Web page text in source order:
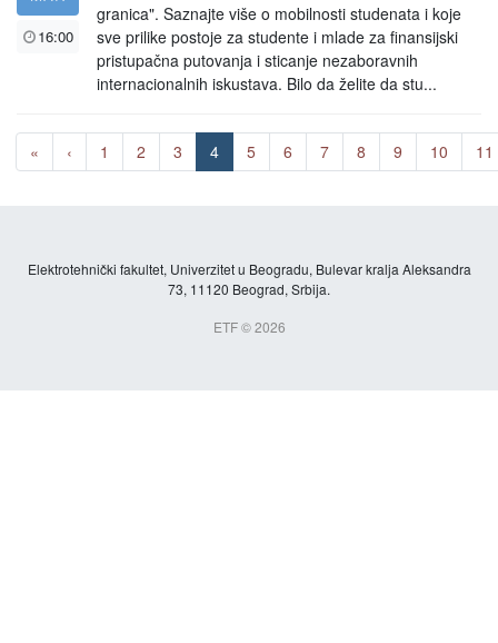
16:00
granica". Saznajte više o mobilnosti studenata i koje
sve prilike postoje za studente i mlade za finansijski
pristupačna putovanja i sticanje nezaboravnih
internacionalnih iskustava. Bilo da želite da stu...
« ‹ 1 2 3 4 5 6 7 8 9 10 11
Elektrotehnički fakultet, Univerzitet u Beogradu, Bulevar kralja Aleksandra
73, 11120 Beograd, Srbija.
ETF © 2026